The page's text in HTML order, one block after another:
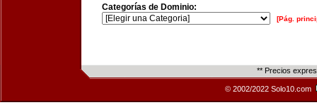
Categorías de Dominio:
[Pág.
** Precios
© 2002/2022 Solo10.com